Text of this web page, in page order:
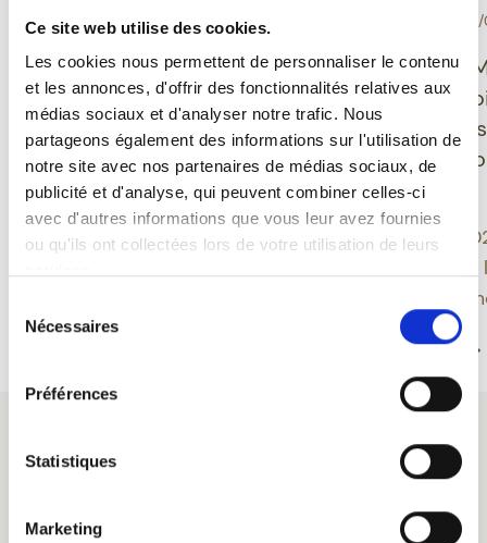
Ce site web utilise des cookies.
Les cookies nous permettent de personnaliser le contenu
et les annonces, d'offrir des fonctionnalités relatives aux
médias sociaux et d'analyser notre trafic. Nous
partageons également des informations sur l'utilisation de
notre site avec nos partenaires de médias sociaux, de
publicité et d'analyse, qui peuvent combiner celles-ci
avec d'autres informations que vous leur avez fournies
ou qu'ils ont collectées lors de votre utilisation de leurs
Nécessaires
Préférences
Statistiques
Marketing
DÉGUSTATION - 10/06/2026
Grisette Bio sans
gluten : une bière belge
qui allie plaisir,
équilibre et modernité
Grisette propose une
approche moderne de la
sein d’une gamme bio
faire centenaire.
Ducasse de
Feuillien
nouveaux
inspirés du
montois
Une édition
approfondit
bière et
Lire la suite